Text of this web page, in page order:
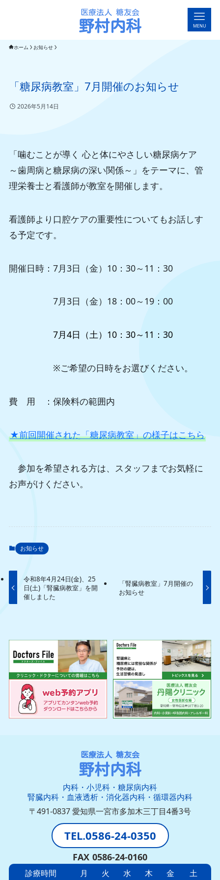
野村内科 MENU
ホーム お知らせ
「糖尿病教室」7月開催のお知らせ
2026年5月14日
「噛むことが導く 心と体にやさしい糖尿病ケア
～歯周病と糖尿病の深い関係～」をテーマに、管
理栄養士と看護師が教室を開催します。
看護師より口腔ケアの重要性についてもお話しす
る予定です。
開催日時：7月3日（金）10：30～11：30
7月3日（金）18：00～19：00
7月4日（土）10：30～11：30
※ご希望の日時をお選びください。
費 用 ：保険料の範囲内
★前回開催された「糖尿病教室」の様子はこちら
参加を希望される方は、スタッフまでお気軽に
お声がけください。
お知らせ
令和8年4月24日(金)、25
日(土)「腎臓病教室」を開
催しました
「腎臓病教室」7月開催の
お知らせ
医療法人 糖友会
野村内科
内科・小児科・糖尿病内科
腎臓内科・血液透析・消化器内科・循環器内科
〒491-0837 愛知県一宮市多加木三丁目4番3号
0586-24-0350
0586-24-0160
診療時間 月 火 水 木 金 土